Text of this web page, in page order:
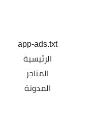
app-ads.txt
الرئيسية
المتاجر
المدونة